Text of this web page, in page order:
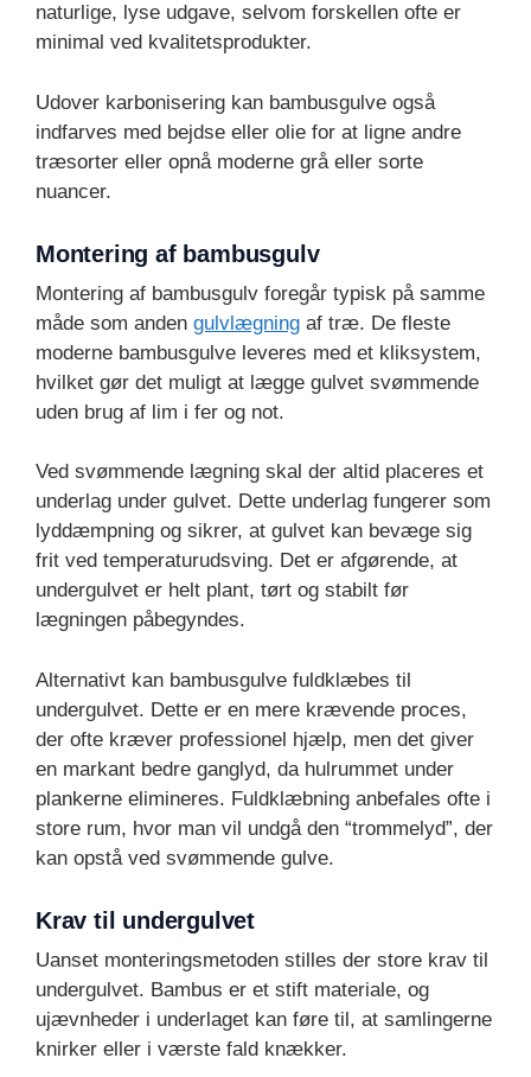
naturlige, lyse udgave, selvom forskellen ofte er
minimal ved kvalitetsprodukter.
Udover karbonisering kan bambusgulve også
indfarves med bejdse eller olie for at ligne andre
træsorter eller opnå moderne grå eller sorte
nuancer.
Montering af bambusgulv
Montering af bambusgulv foregår typisk på samme
måde som anden gulvlægning af træ. De fleste
moderne bambusgulve leveres med et kliksystem,
hvilket gør det muligt at lægge gulvet svømmende
uden brug af lim i fer og not.
Ved svømmende lægning skal der altid placeres et
underlag under gulvet. Dette underlag fungerer som
lyddæmpning og sikrer, at gulvet kan bevæge sig
frit ved temperaturudsving. Det er afgørende, at
undergulvet er helt plant, tørt og stabilt før
lægningen påbegyndes.
Alternativt kan bambusgulve fuldklæbes til
undergulvet. Dette er en mere krævende proces,
der ofte kræver professionel hjælp, men det giver
en markant bedre ganglyd, da hulrummet under
plankerne elimineres. Fuldklæbning anbefales ofte i
store rum, hvor man vil undgå den “trommelyd”, der
kan opstå ved svømmende gulve.
Krav til undergulvet
Uanset monteringsmetoden stilles der store krav til
undergulvet. Bambus er et stift materiale, og
ujævnheder i underlaget kan føre til, at samlingerne
knirker eller i værste fald knækker.